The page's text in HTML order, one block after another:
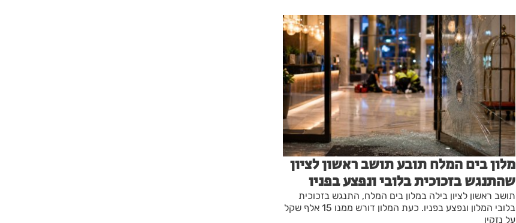
מלון בים המלח תובע תושב ראשון לציון
שהתנגש בזכוכית בלובי ונפצע בפניו
תושב ראשון לציון בילה במלון בים המלח, התנגש בזכוכית
בלובי המלון ונפצע בפניו. כעת המלון דורש ממנו 15 אלף שקל
על נזקיו